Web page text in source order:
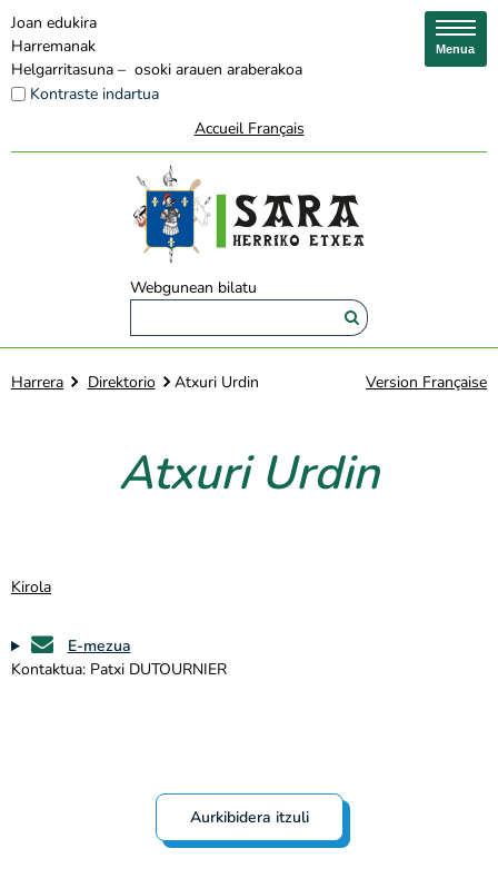
Joan edukira
Harremanak
Helgarritasuna – osoki arauen araberakoa
Kontraste indartua
Accueil Français
Webgunean bilatu
Menua
Harrera Direktorio Atxuri Urdin Version Française
Atxuri Urdin
Kirola
E-mezua
Kontaktua: Patxi DUTOURNIER
Aurkibidera itzuli